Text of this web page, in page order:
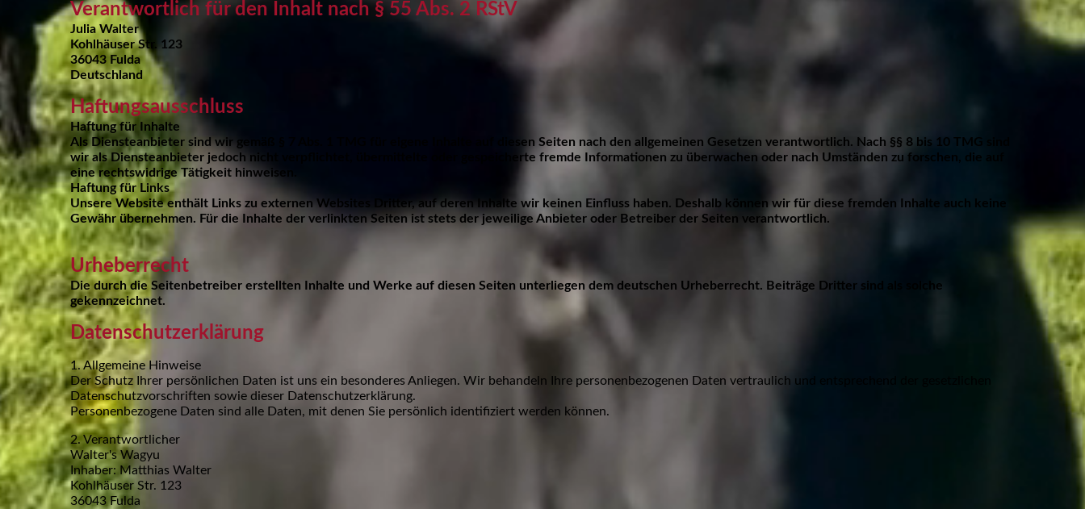
Verantwortlich für den Inhalt nach § 55 Abs. 2 RStV
Julia Walter
Kohlhäuser Str. 123
36043 Fulda
Deutschland
Haftungsausschluss
Haftung für Inhalte
Als Diensteanbieter sind wir gemäß § 7 Abs. 1 TMG für eigene Inhalte auf diesen Seiten nach den allgemeinen Gesetzen verantwortlich. Nach §§ 8 bis 10 TMG sind
wir als Diensteanbieter jedoch nicht verpflichtet, übermittelte oder gespeicherte fremde Informationen zu überwachen oder nach Umständen zu forschen, die auf
eine rechtswidrige Tätigkeit hinweisen.
Haftung für Links
Unsere Website enthält Links zu externen Websites Dritter, auf deren Inhalte wir keinen Einfluss haben. Deshalb können wir für diese fremden Inhalte auch keine
Gewähr übernehmen. Für die Inhalte der verlinkten Seiten ist stets der jeweilige Anbieter oder Betreiber der Seiten verantwortlich.
Urheberrecht
Die durch die Seitenbetreiber erstellten Inhalte und Werke auf diesen Seiten unterliegen dem deutschen Urheberrecht. Beiträge Dritter sind als solche
gekennzeichnet.
Datenschutzerklärung
1. Allgemeine Hinweise
Der Schutz Ihrer persönlichen Daten ist uns ein besonderes Anliegen. Wir behandeln Ihre personenbezogenen Daten vertraulich und entsprechend der gesetzlichen
Datenschutzvorschriften sowie dieser Datenschutzerklärung.
Personenbezogene Daten sind alle Daten, mit denen Sie persönlich identifiziert werden können.
2. Verantwortlicher
Walter's Wagyu
Inhaber: Matthias Walter
Kohlhäuser Str. 123
36043 Fulda